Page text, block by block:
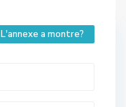
L'annexe a montre?